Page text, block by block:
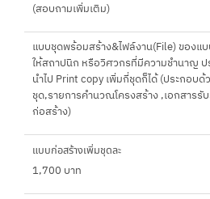
(สอบถามเพิ่มเติม)
แบบชุดพร้อมสร้าง&ไฟล์งาน(File) ของแ
ให้สถาปนิก หรือวิศวกรที่มีความชำนาญ
นำไป Print copy เพิ่มกี่ชุดก็ได้ (ประกอบ
ชุด,รายการคำนวณโครงสร้าง ,เอกสารรั
ก่อสร้าง)
แบบก่อสร้างเพิ่มชุดละ
1,700 บาท